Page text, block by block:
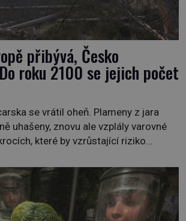
přibývá, Česko
roku 2100 se jejich počet
se vrátil oheň. Plameny z jara
uhašeny, znovu ale vzplály varovné
které by vzrůstající riziko
pouze vzdáleného
se klimatem, vysušenou
lidských zásahů se z nich stává
[…]